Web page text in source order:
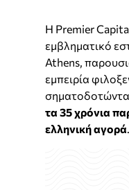
Η Premier
εμβληματικό
Athens,
εμπειρία
τα 35 χρόνια
ελληνική αγορά